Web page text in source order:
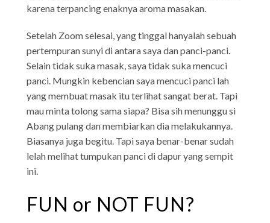
karena terpancing enaknya aroma masakan.
Setelah Zoom selesai, yang tinggal hanyalah sebuah
pertempuran sunyi di antara saya dan panci-panci.
Selain tidak suka masak, saya tidak suka mencuci
panci. Mungkin kebencian saya mencuci panci lah
yang membuat masak itu terlihat sangat berat. Tapi
mau minta tolong sama siapa? Bisa sih menunggu si
Abang pulang dan membiarkan dia melakukannya.
Biasanya juga begitu. Tapi saya benar-benar sudah
lelah melihat tumpukan panci di dapur yang sempit
ini.
FUN or NOT FUN?